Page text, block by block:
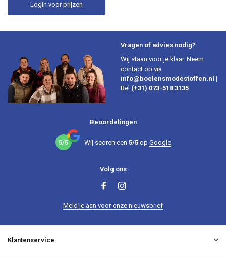
Login voor prijzen
Vragen of advies nodig?
Wij staan voor je klaar. Neem
contact op via
info@boelensmodestoffen.nl |
Bel (+31) 073-518 3135
Beoordelingen
5/5 Wij scoren een 5/5op Google
Volg ons
Meld je aan voor onze nieuwsbrief
Klantenservice